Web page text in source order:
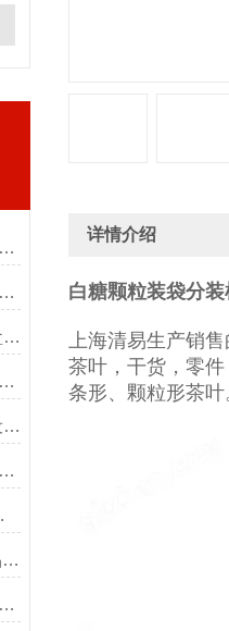
定量60头树脂钻不堵料不混色分装机
钻不混色分装机可按需定制
定量脚踏下料24头diy美甲钻装盒分装机厂家
24头装瓶装盒拼豆分装机厂家
拼豆定量分装机24格-多头分装设备可非标定制
装盒高精度分装机生产厂家
装机
2.5公斤瓜子炒货定量分装机产品简介
定量24头义乌拼豆盒装分装机除静电精度高
详情介绍
白糖颗粒装袋分
上海清易生产销
茶叶，干货，零
条形、颗粒形茶叶